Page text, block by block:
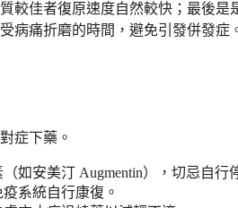
較佳者復原速度自然較快；最後是
病痛折磨的時間，避免引發併發症
症下藥。
如安美汀 Augmentin），切忌自行
系統自行康復。​